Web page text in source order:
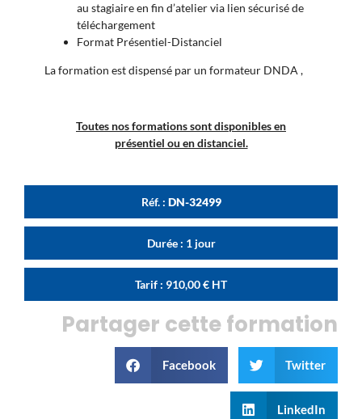
au stagiaire en fin d’atelier via lien sécurisé de
téléchargement
Format Présentiel-Distanciel
La formation est dispensé par un formateur DNDA ,
Toutes nos formations sont disponibles en
présentiel ou en distanciel.
Réf. : DN-32499
Durée : 1 jour
Tarif : 910,00€ HT
Partager cette formation
Facebook Twitter
LinkedIn